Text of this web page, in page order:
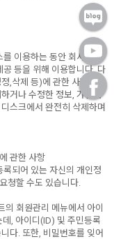
이용하는 동안 회사는 이
등을 위해 이용합니다. 다
,삭제 등)에 관한 사항" 에
거나 수정한 정보, 가입해
스크에서 완전히 삭제하며
관한 사항
되어 있는 자신의 개인정
청할 수도 있습니다.
의 회원관리 메뉴에서 아이
, 아이디(ID) 및 주민등록
다. 또한, 비밀번호를 잊어